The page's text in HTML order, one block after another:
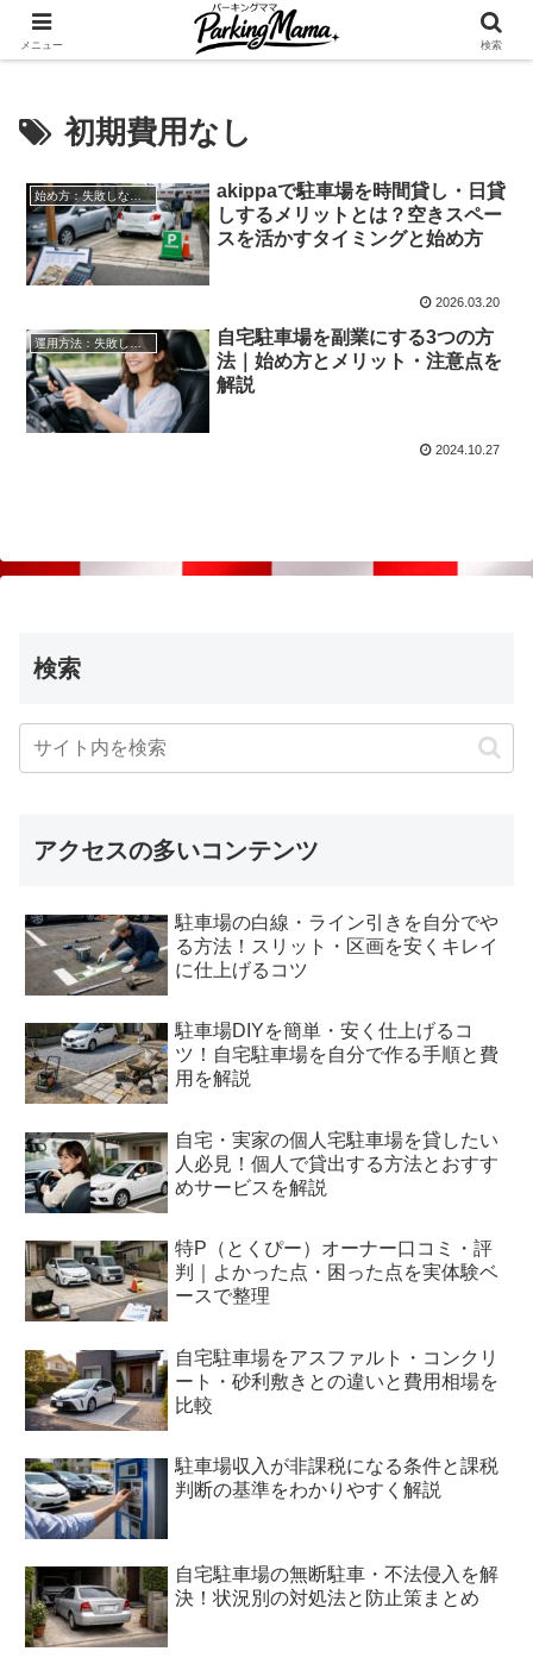
✨空き家・自宅の駐車場を貸してゆとりget🍵
初期費用なし
akippaで駐車場を時間貸し・日貸
しするメリットとは？空きスペー
スを活かすタイミングと始め方
2026.03.20
自宅駐車場を副業にする3つの方
法｜始め方とメリット・注意点を
解説
2024.10.27
検索
アクセスの多いコンテンツ
駐車場の白線・ライン引きを自分でや
る方法！スリット・区画を安くキレイ
に仕上げるコツ
駐車場DIYを簡単・安く仕上げるコ
ツ！自宅駐車場を自分で作る手順と費
用を解説
自宅・実家の個人宅駐車場を貸したい
人必見！個人で貸出する方法とおすす
めサービスを解説
特P（とくぴー）オーナー口コミ・評
判｜よかった点・困った点を実体験ベ
ースで整理
自宅駐車場をアスファルト・コンクリ
ート・砂利敷きとの違いと費用相場を
比較
駐車場収入が非課税になる条件と課税
判断の基準をわかりやすく解説
自宅駐車場の無断駐車・不法侵入を解
決！状況別の対処法と防止策まとめ
メニュー 検索